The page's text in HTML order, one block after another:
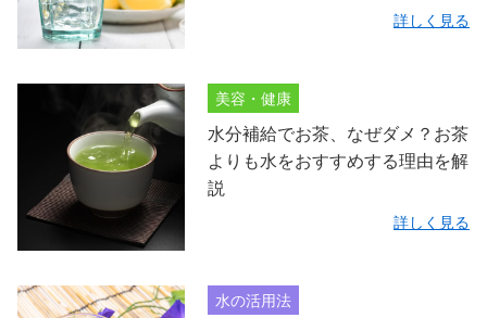
詳しく見る
美容・健康
水分補給でお茶、なぜダメ？お茶
よりも水をおすすめする理由を解
説
詳しく見る
水の活用法